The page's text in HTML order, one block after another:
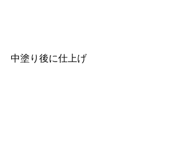
中塗り後に仕上げ